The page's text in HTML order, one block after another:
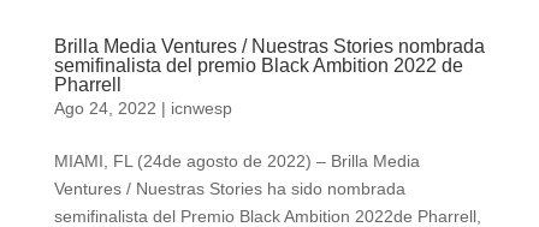
Brilla Media Ventures / Nuestras Stories nombrada
semifinalista del premio Black Ambition 2022 de
Pharrell
Ago 24, 2022 | icnwesp
MIAMI, FL (24de agosto de 2022) – Brilla Media
Ventures / Nuestras Stories ha sido nombrada
semifinalista del Premio Black Ambition 2022de Pharrell,